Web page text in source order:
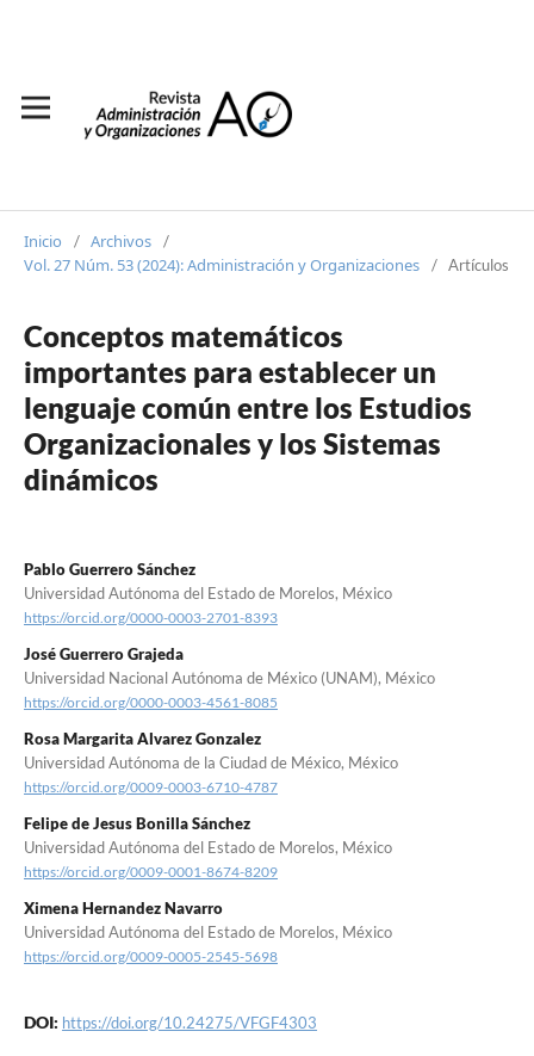
Inicio / Archivos /
Vol. 27 Núm. 53 (2024): Administración y Organizaciones / Artículos
Conceptos matemáticos
importantes para establecer un
lenguaje común entre los Estudios
Organizacionales y los Sistemas
dinámicos
Pablo Guerrero Sánchez
Universidad Autónoma del Estado de Morelos, México
https://orcid.org/0000-0003-2701-8393
José Guerrero Grajeda
Universidad Nacional Autónoma de México (UNAM), México
https://orcid.org/0000-0003-4561-8085
Rosa Margarita Alvarez Gonzalez
Universidad Autónoma de la Ciudad de México, México
https://orcid.org/0009-0003-6710-4787
Felipe de Jesus Bonilla Sánchez
Universidad Autónoma del Estado de Morelos, México
https://orcid.org/0009-0001-8674-8209
Ximena Hernandez Navarro
Universidad Autónoma del Estado de Morelos, México
https://orcid.org/0009-0005-2545-5698
DOI: https://doi.org/10.24275/VFGF4303